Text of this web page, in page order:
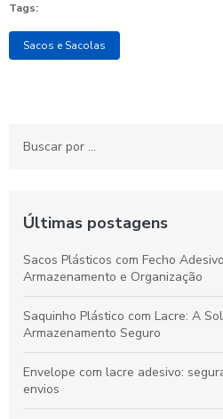
Tags:
Sacos e Sacolas
Últimas postagens
Sacos Plásticos com Fecho
Armazenamento e Organização
Saquinho Plástico com Lacre: A
Armazenamento Seguro
Envelope com lacre adesivo:
envios